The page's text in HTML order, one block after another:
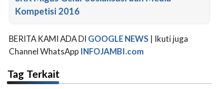
Kompetisi 2016
BERITA KAMI ADA DI GOOGLE NEWS | Ikuti juga
Channel WhatsApp INFOJAMBI.com
Tag Terkait